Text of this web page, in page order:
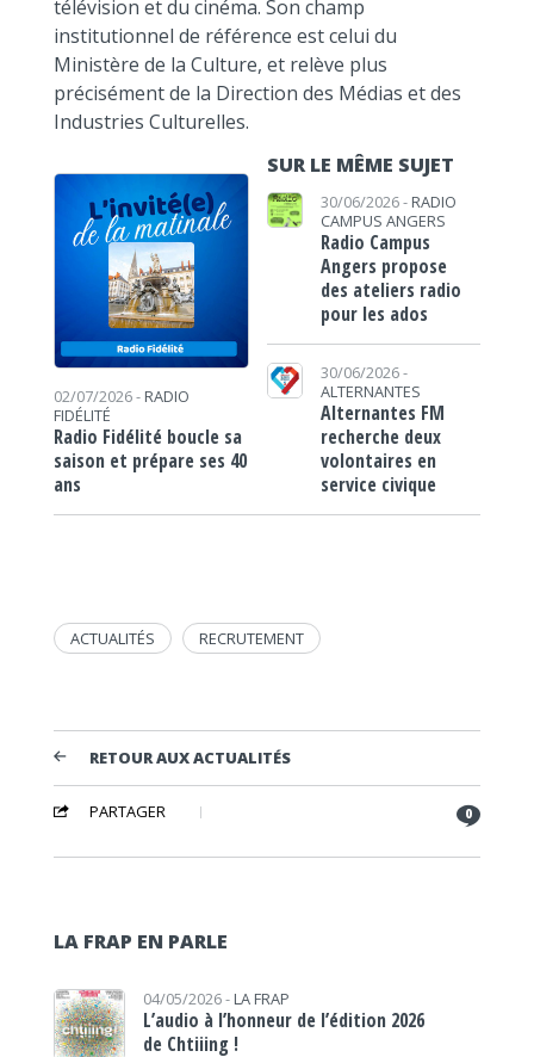
télévision et du cinéma. Son champ
institutionnel de référence est celui du
Ministère de la Culture, et relève plus
précisément de la Direction des Médias et des
Industries Culturelles.
SUR LE MÊME SUJET
02/07/2026 - RADIO
FIDÉLITÉ
Radio Fidélité boucle sa
saison et prépare ses 40
ans
30/06/2026 - RADIO
CAMPUS ANGERS
Radio Campus
Angers propose
des ateliers radio
pour les ados
30/06/2026 -
ALTERNANTES
Alternantes FM
recherche deux
volontaires en
service civique
ACTUALITÉS RECRUTEMENT
RETOUR AUX ACTUALITÉS
PARTAGER 0
LA FRAP EN PARLE
04/05/2026 - LA FRAP
L’audio à l’honneur de l’édition 2026
de Chtiiing !